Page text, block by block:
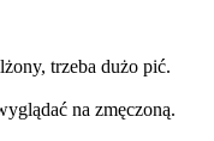
trzeba dużo pić.
na zmęczoną.